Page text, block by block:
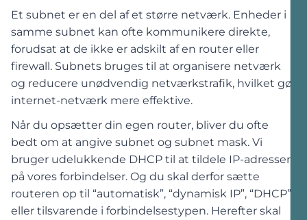
Et subnet er en del af et større netværk. Enheder i
samme subnet kan ofte kommunikere direkte,
forudsat at de ikke er adskilt af en router eller
firewall. Subnets bruges til at organisere netværk
og reducere unødvendig netværkstrafik, hvilket gør
internet-netværk mere effektive.
Når du opsætter din egen router, bliver du ofte
bedt om at angive subnet og subnet mask. Vi
bruger udelukkende DHCP til at tildele IP-adresser
på vores forbindelser. Og du skal derfor sætte
routeren op til “automatisk”, “dynamisk IP”, “DHCP”
eller tilsvarende i forbindelsestypen. Herefter skal